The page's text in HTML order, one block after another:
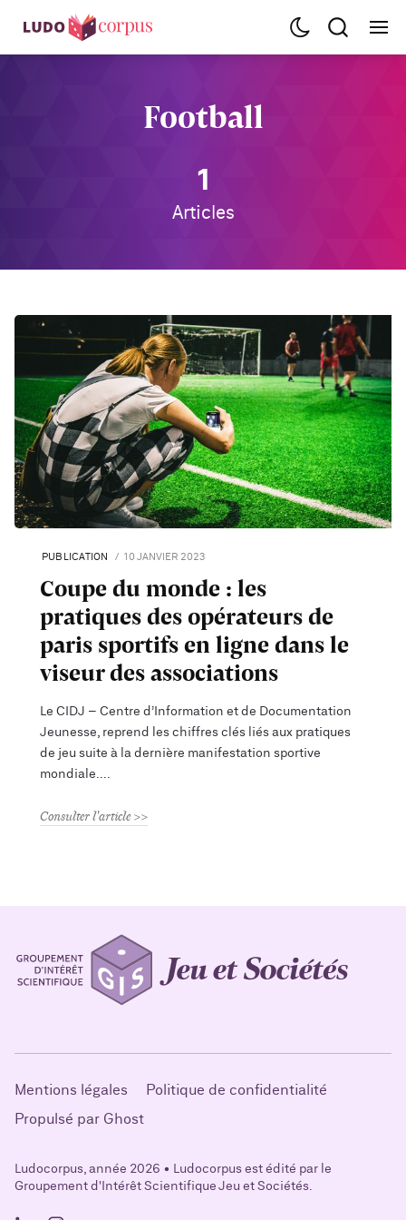
Football
1
Articles
PUBLICATION 10 JANVIER 2023
Coupe du monde : les
pratiques des opérateurs de
paris sportifs en ligne dans le
viseur des associations
Le CIDJ – Centre d’Information et de Documentation
Jeunesse, reprend les chiffres clés liés aux pratiques
de jeu suite à la dernière manifestation sportive
mondiale.
Consulter l'article
Mentions légales
Politique de confidentialité
Propulsé par Ghost
Ludocorpus, année 2026 • Ludocorpus est édité par le
Groupement d'Intérêt Scientifique Jeu et Sociétés.